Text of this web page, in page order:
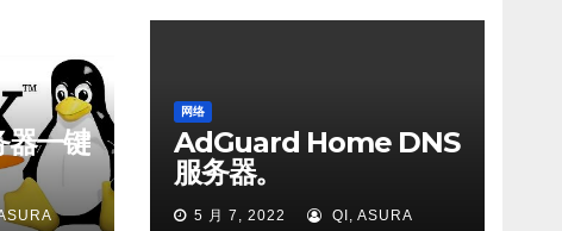
一键
网络
AdGuard Home DNS
服务器。
5 月 7, 2022 QI, ASURA